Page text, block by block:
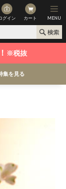
グイン カート MENU
※税抜
集を見る